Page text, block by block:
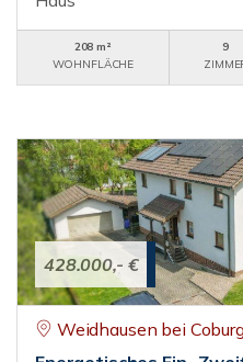
208 m²
WOHNFLÄCHE
9
428.000,- €
Weidhausen bei